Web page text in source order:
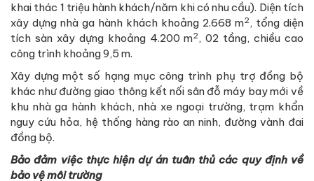
khai thác 1 triệu hành khách/năm khi có nhu cầu). Diện tích
xây dựng nhà ga hành khách khoảng 2.668 m2, tổng diện
tích sàn xây dựng khoảng 4.200 m2, 02 tầng, chiều cao
công trình khoảng 9,5 m.
Xây dựng một số hạng mục công trình phụ trợ đồng bộ
khác như đường giao thông kết nối sân đỗ máy bay mới về
khu nhà ga hành khách, nhà xe ngoại trường, trạm khẩn
nguy cứu hỏa, hệ thống hàng rào an ninh, đường vành đai
đồng bộ.
Bảo đảm việc thực hiện dự án tuân thủ các quy định về
bảo vệ môi trường